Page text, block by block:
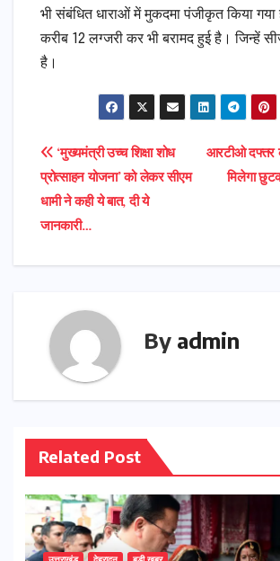
भी संबंधित धाराओं में मुकदमा पंजीकृत किया
करीब 12 लग्जरी कर भी बरामद हुई है। जिन्हें
है।
Post
navigation
आरटीओ दफ्तर
मिलेगा
‘मुख्यमंत्री उच्च शिक्षा शोध
प्रोत्साहन योजना’ को लेकर सीएम
धामी ने कही ये बात, दी ये
जानकारी…
By admin
Related Post